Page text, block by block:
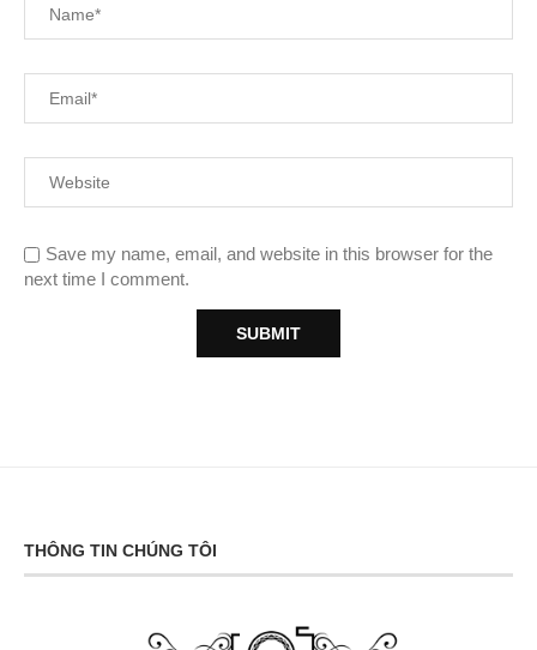
Save my name, email, and website in this browser for the
next time I comment.
THÔNG TIN CHÚNG TÔI